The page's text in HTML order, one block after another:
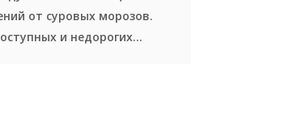
от суровых морозов.
и недорогих